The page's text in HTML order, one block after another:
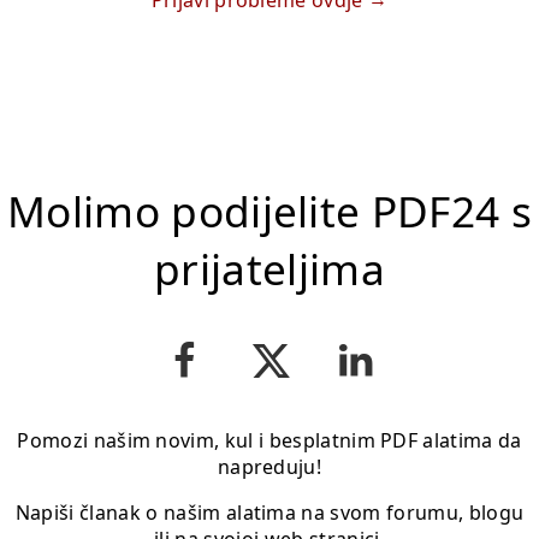
Molimo podijelite PDF24 s
prijateljima
Pomozi našim novim, kul i besplatnim PDF alatima da
napreduju!
Napiši članak o našim alatima na svom forumu, blogu